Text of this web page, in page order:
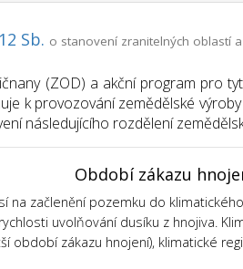
Sb. o stanovení zranitelných oblastí
(ZOD) a akční program pro
k provozování zemědělské
následujícího rozdělení
Období zákazu
na začlenění pozemku do
uvolňování dusíku z hnojiva.
období zákazu hnojení), klimatické